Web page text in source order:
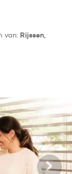
van: Rijssen,